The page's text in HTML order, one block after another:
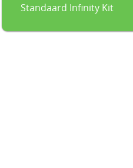
Standaard Infinity Kit